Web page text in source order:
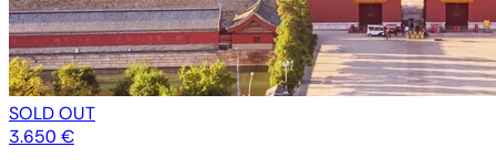
SOLD OUT
3.650 €